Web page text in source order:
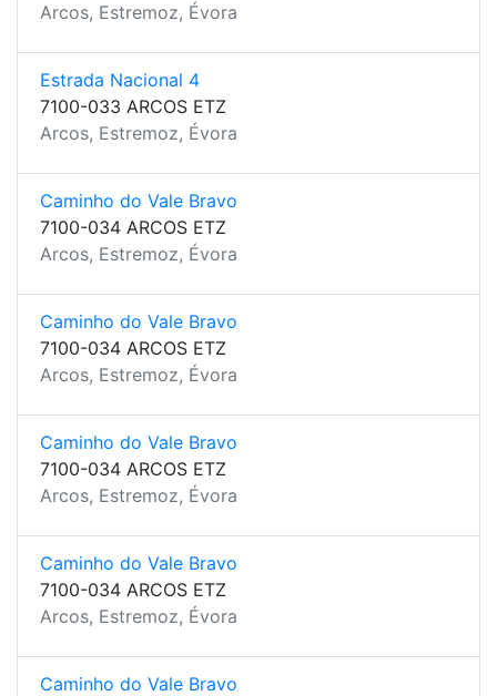
Arcos, Estremoz, Évora
Estrada Nacional 4
7100-033 ARCOS ETZ
Arcos, Estremoz, Évora
Caminho do Vale Bravo
7100-034 ARCOS ETZ
Arcos, Estremoz, Évora
Caminho do Vale Bravo
7100-034 ARCOS ETZ
Arcos, Estremoz, Évora
Caminho do Vale Bravo
7100-034 ARCOS ETZ
Arcos, Estremoz, Évora
Caminho do Vale Bravo
7100-034 ARCOS ETZ
Arcos, Estremoz, Évora
Caminho do Vale Bravo